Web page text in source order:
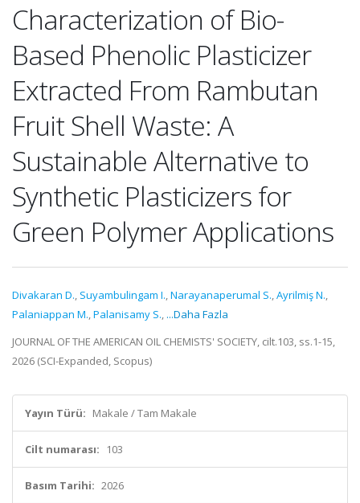
Characterization of Bio-
Based Phenolic Plasticizer
Extracted From Rambutan
Fruit Shell Waste: A
Sustainable Alternative to
Synthetic Plasticizers for
Green Polymer Applications
Divakaran D., Suyambulingam I.,Narayanaperumal S.,Ayrilmiş N.,
Palaniappan M.,Palanisamy S., ...Daha Fazla
JOURNAL OF THE AMERICAN OIL CHEMISTS' SOCIETY, cilt.103, ss.1-15,
2026 (SCI-Expanded, Scopus)
Yayın Türü: Makale / Tam Makale
Cilt numarası: 103
Basım Tarihi: 2026